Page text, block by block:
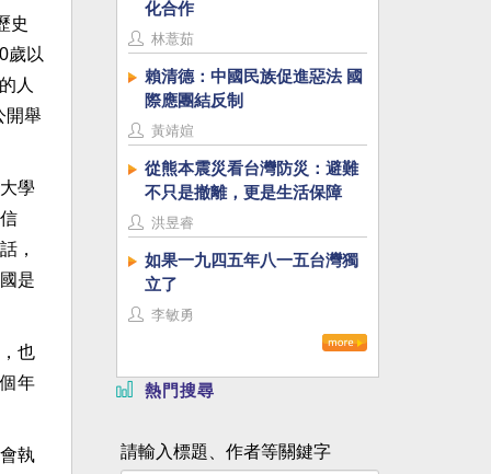
史
歲以
人
開舉
學
，
是
也
年
執
化合作
林薏茹
賴清德：中國民族促進惡法 國
際應團結反制
黃靖媗
從熊本震災看台灣防災：避難
不只是撤離，更是生活保障
洪昱睿
如果一九四五年八一五台灣獨
立了
李敏勇
熱門搜尋
請輸入標題、作者等關鍵字